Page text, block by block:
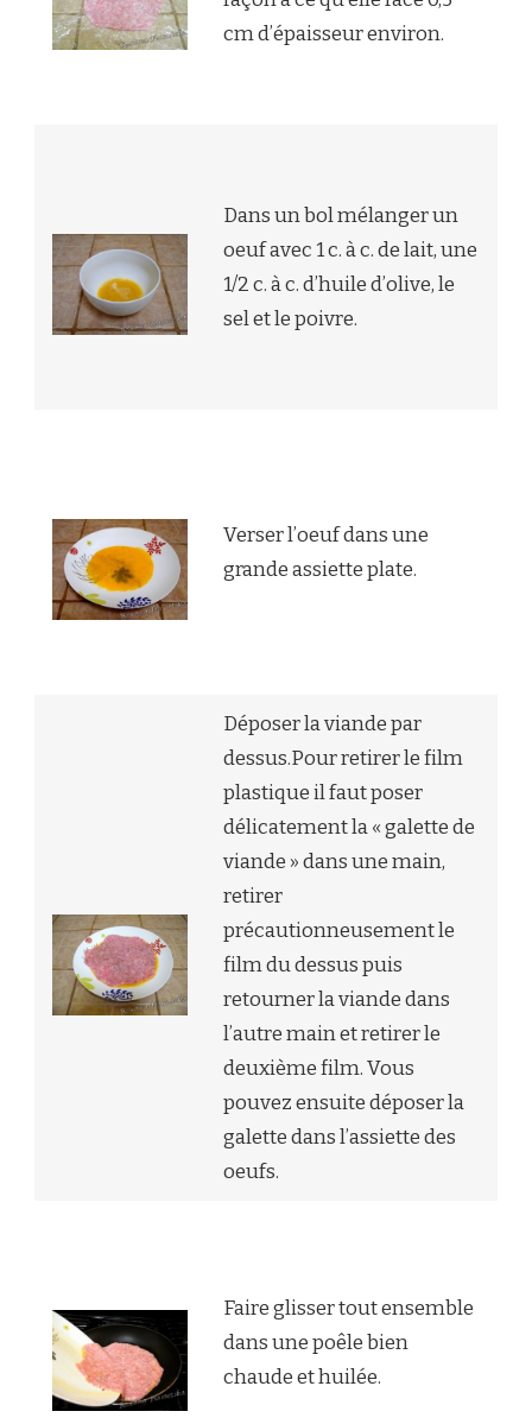
cm d’épaisseur environ.
Dans un bol mélanger un
oeuf avec 1 c. à c. de lait, une
1/2 c. à c. d’huile d’olive, le
sel et le poivre.
Verser l’oeuf dans une
grande assiette plate.
Déposer la viande par
dessus.Pour retirer le film
plastique il faut poser
délicatement la « galette de
viande » dans une main,
retirer
précautionneusement le
film du dessus puis
retourner la viande dans
l’autre main et retirer le
deuxième film. Vous
pouvez ensuite déposer la
galette dans l’assiette des
oeufs.
Faire glisser tout ensemble
dans une poêle bien
chaude et huilée.